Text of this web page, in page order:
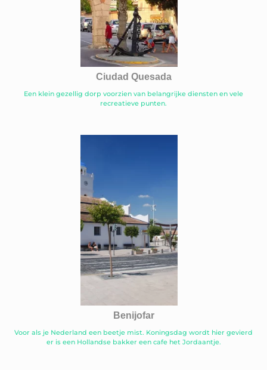
Ciudad Quesada
Een klein gezellig dorp voorzien van belangrijke diensten en vele
recreatieve punten.
Benijofar
Voor als je Nederland een beetje mist. Koningsdag wordt hier gevierd
er is een Hollandse bakker een cafe het Jordaantje.